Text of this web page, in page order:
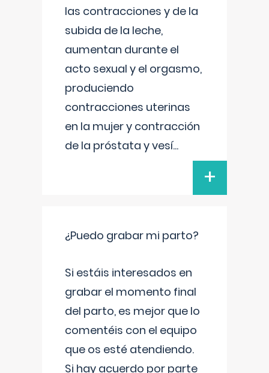
las contracciones y de la
subida de la leche,
aumentan durante el
acto sexual y el orgasmo,
produciendo
contracciones uterinas
en la mujer y contracción
de la próstata y vesí...
+
¿Puedo grabar mi parto?
Si estáis interesados en
grabar el momento final
del parto, es mejor que lo
comentéis con el equipo
que os esté atendiendo.
Si hay acuerdo por parte